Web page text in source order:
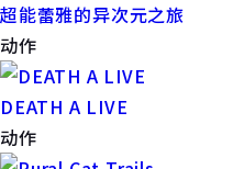
超能蕾雅的异次元之旅
动作
DEATH A LIVE
动作